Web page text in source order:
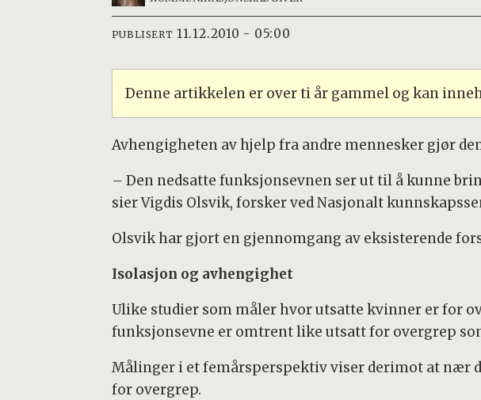
PUBLISERT 11.12.2010 - 05:00
Denne artikkelen er over ti år gammel og kan
Avhengigheten av hjelp fra andre mennesker gjør
– Den nedsatte funksjonsevnen ser ut til å kunne
sier Vigdis Olsvik, forsker ved Nasjonalt
Olsvik har gjort en gjennomgang av eksisterende
Isolasjon og avhengighet
Ulike studier som måler hvor utsatte kvinner er for
funksjonsevne er omtrent like utsatt for overgrep
Målinger i et femårsperspektiv viser derimot at nær
for overgrep.